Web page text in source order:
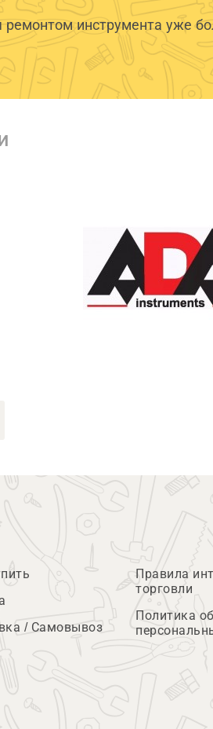
инструмента уже
/ Самовывоз
Правила
торговли
Политика